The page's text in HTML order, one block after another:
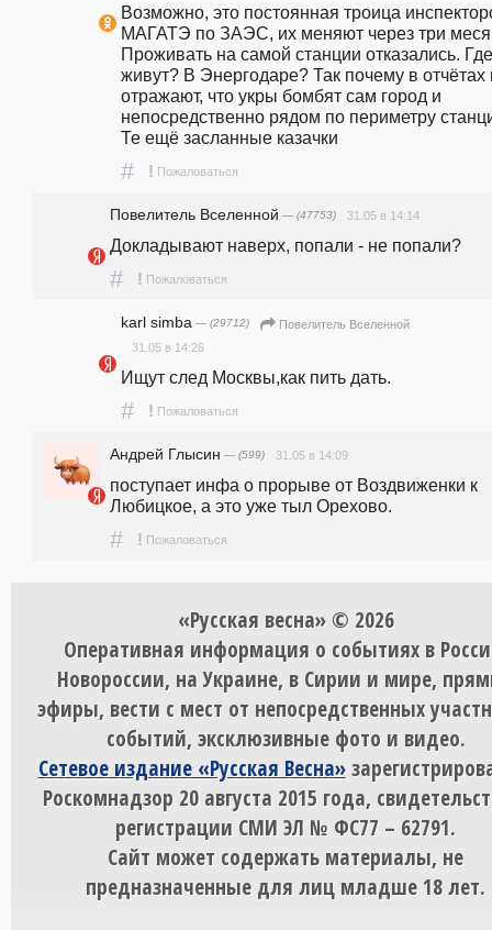
Возможно, это постоянная троица
МАГАТЭ по ЗАЭС, их меняют через три
Проживать на самой станции отказались.
живут? В Энергодаре? Так почему в отчётах
отражают, что укры бомбят сам город и
непосредственно рядом по периметру
Те ещё засланные казачки
# ! Пожаловаться
Повелитель Вселенной — (47753) 31.05 в 14:14
Докладывают наверх, попали - не попали?
# ! Пожаловаться
karl simba — (29712)
Повелитель Вселенной
31.05 в 14:26
Ищут след Москвы,как пить дать.
# ! Пожаловаться
Андрей Глысин — (599) 31.05 в 14:09
поступает инфа о прорыве от Воздвиженки к
Любицкое, а это уже тыл Орехово.
# ! Пожаловаться
«Русская весна» © 2026
Оперативная информация о событиях в
Новороссии, на Украине, в Сирии и мире,
эфиры, вести с мест от непосредственных
событий, эксклюзивные фото и видео.
Сетевое издание «Русская Весна»
Роскомнадзор 20 августа 2015 года,
регистрации СМИ ЭЛ № ФС77 – 62791.
Сайт может содержать материалы, не
предназначенные для лиц младше 18 лет.